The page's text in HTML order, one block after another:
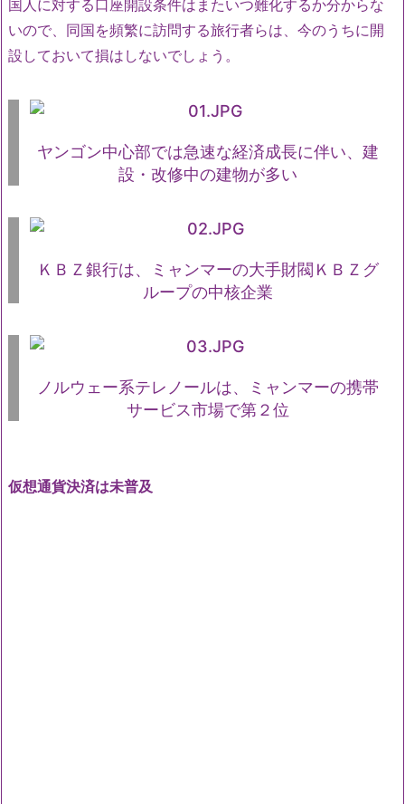
国人に対する口座開設条件はまたいつ難化するか分からな
いので、同国を頻繁に訪問する旅行者らは、今のうちに開
設しておいて損はしないでしょう。
ヤンゴン中心部では急速な経済成長に伴い、建
設・改修中の建物が多い
ＫＢＺ銀行は、ミャンマーの大手財閥ＫＢＺグ
ループの中核企業
ノルウェー系テレノールは、ミャンマーの携帯
サービス市場で第２位
仮想通貨決済は未普及